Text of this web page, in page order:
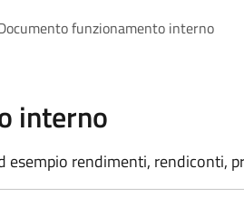
funzionamento interno
interno
rendimenti, rendiconti,